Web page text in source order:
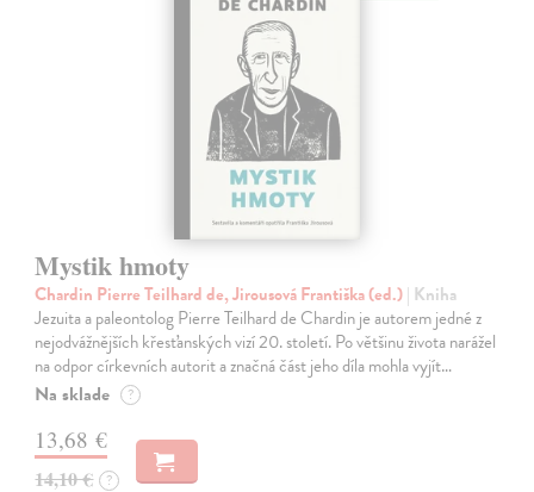
Mystik hmoty
Chardin Pierre Teilhard de, Jirousová Františka (ed.)| Kniha
Jezuita a paleontolog Pierre Teilhard de Chardin je autorem jedné z
nejodvážnějších křesťanských vizí 20. století. Po většinu života narážel
na odpor církevních autorit a značná část jeho díla mohla vyjít…
Na sklade ?
13,68 €
14,10 € ?